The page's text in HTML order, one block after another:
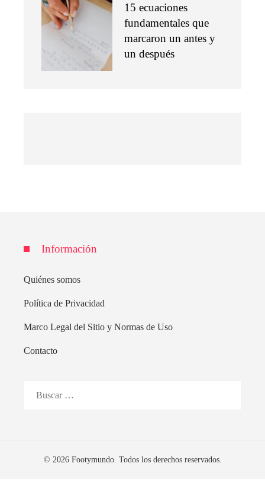
15 ecuaciones
fundamentales que
marcaron un antes y
un después
Información
Quiénes somos
Política de Privacidad
Marco Legal del Sitio y Normas de Uso
Contacto
© 2026 Footymundo. Todos los derechos reservados.